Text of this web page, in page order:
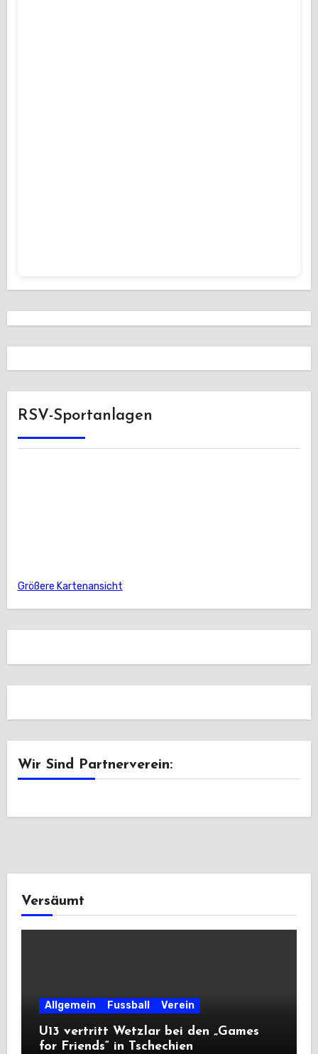
RSV-Sportanlagen
Größere Kartenansicht
Wir Sind Partnerverein:
Versäumt
Allgemein Fussball Verein
U13 vertritt Wetzlar bei den „Games
for Friends“ in Tschechien